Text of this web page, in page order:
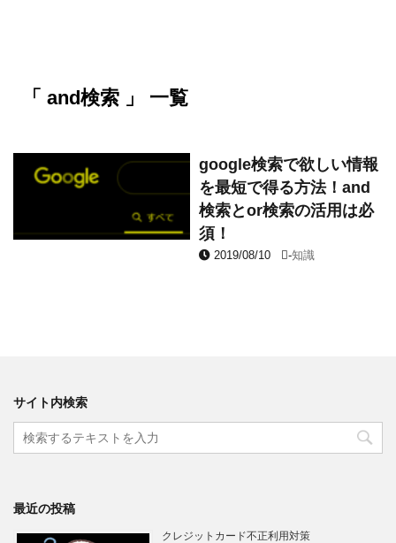
「 and検索 」 一覧
google検索で欲しい情報
を最短で得る方法！and
検索とor検索の活用は必
須！
2019/08/10 -知識
サイト内検索
最近の投稿
クレジットカード不正利用対策